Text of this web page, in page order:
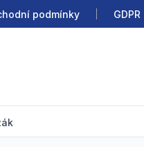
podmínky GDPR